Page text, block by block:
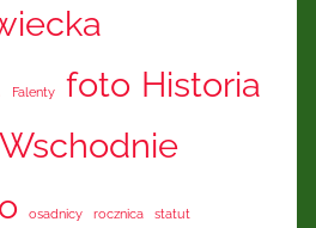
Falenty foto Historia
osadnicy rocznica statut